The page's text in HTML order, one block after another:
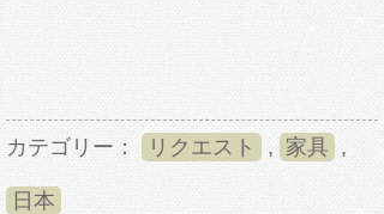
カテゴリー： リクエスト , 家具 ,
日本